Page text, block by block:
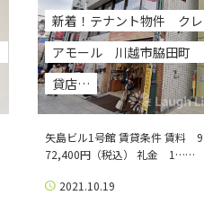
新着！テナント物件 クレ
アモール 川越市脇田町
貸店…
矢島ビル1号館 賃貸条件 賃料 9
72,400円（税込） 礼金 1……
2021.10.19